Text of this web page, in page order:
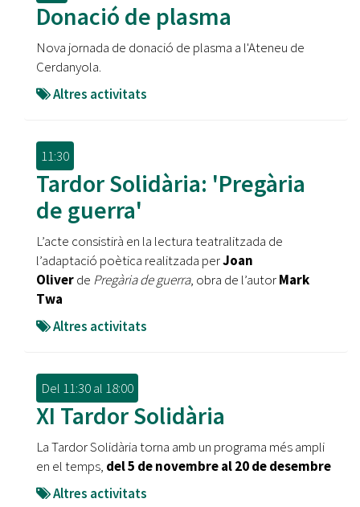
Donació de plasma
Nova jornada de donació de plasma a l'Ateneu de
Cerdanyola.
Altres activitats
11:30
Tardor Solidària: 'Pregària
de guerra'
L’acte consistirà en la lectura teatralitzada de
l’adaptació poètica realitzada perJoan
Oliverde Pregària de guerra, obra de l’autorMark
Twa
Altres activitats
Del 11:30al 18:00
XI Tardor Solidària
La Tardor Solidària torna amb un programa més ampli
en el temps, del 5 de novembre al 20 de desembre
Altres activitats